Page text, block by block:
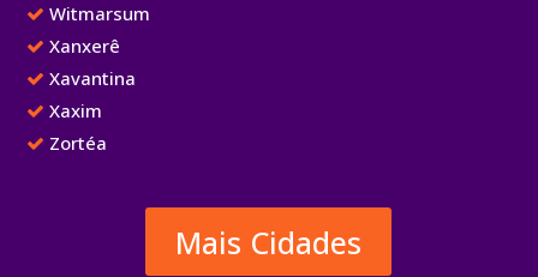
Witmarsum
Xanxerê
Xavantina
Xaxim
Zortéa
Mais Cidades